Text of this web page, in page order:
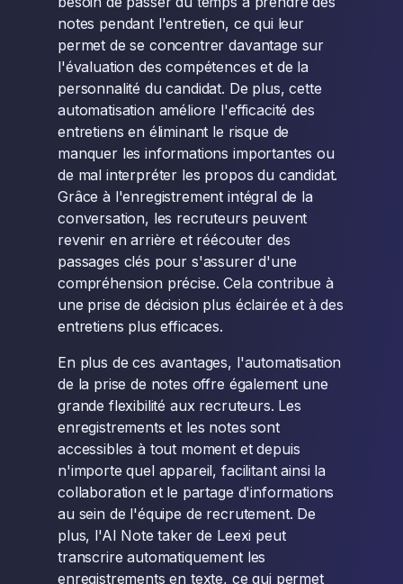
notes pendant l'entretien, ce qui leur
permet de se concentrer davantage sur
l'évaluation des compétences et de la
personnalité du candidat. De plus, cette
automatisation améliore l'efficacité des
entretiens en éliminant le risque de
manquer les informations importantes ou
de mal interpréter les propos du candidat.
Grâce à l'enregistrement intégral de la
conversation, les recruteurs peuvent
revenir en arrière et réécouter des
passages clés pour s'assurer d'une
compréhension précise. Cela contribue à
une prise de décision plus éclairée et à des
entretiens plus efficaces.
En plus de ces avantages, l'automatisation
de la prise de notes offre également une
grande flexibilité aux recruteurs. Les
enregistrements et les notes sont
accessibles à tout moment et depuis
n'importe quel appareil, facilitant ainsi la
collaboration et le partage d'informations
au sein de l'équipe de recrutement. De
plus, l'AI Note taker de Leexi peut
transcrire automatiquement les
enregistrements en texte, ce qui permet